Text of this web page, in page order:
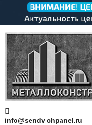
info@sendvichpanel.ru